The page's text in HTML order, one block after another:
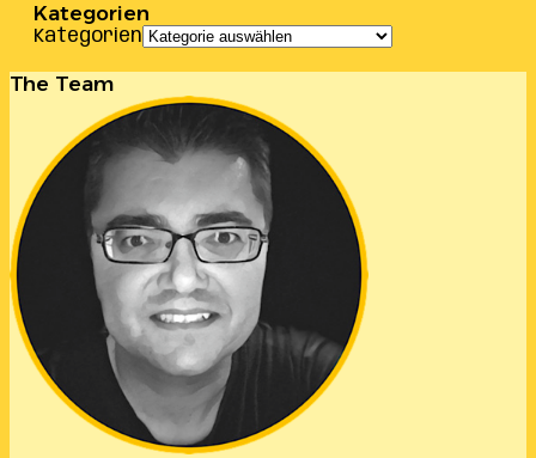
Kategorien
Kategorien
The Team